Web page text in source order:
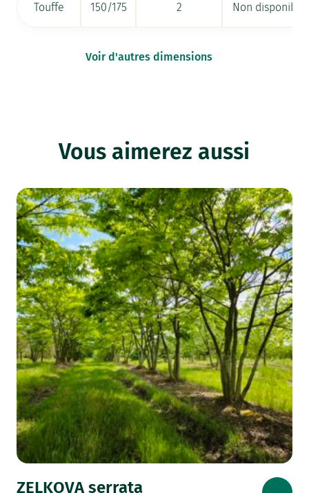
Touffe 150/175 2 Non disponible
Voir d'autres dimensions
Vous aimerez aussi
ZELKOVA serrata